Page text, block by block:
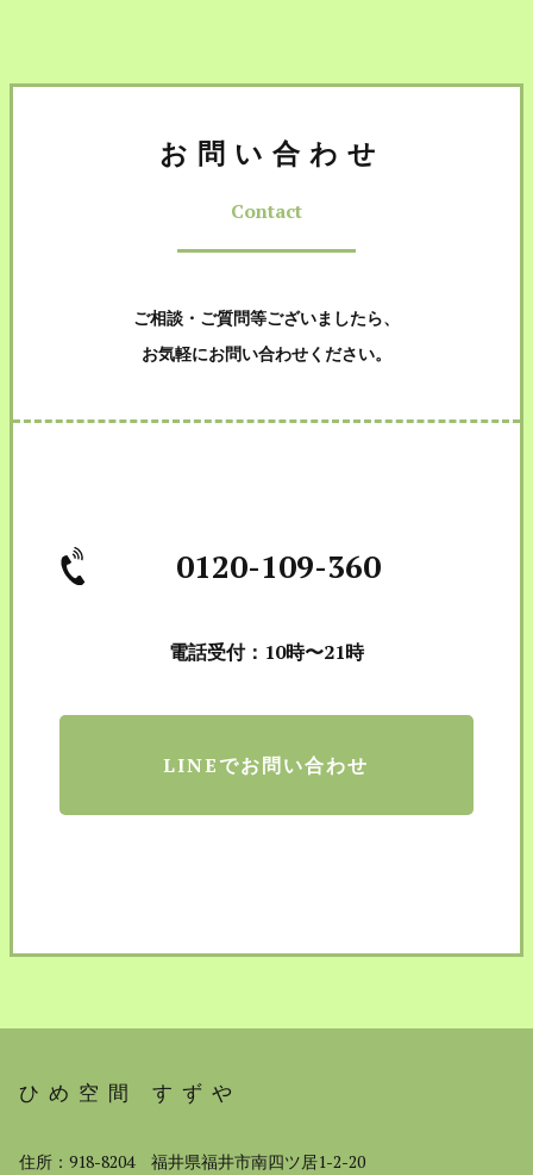
お問い合わせ
Contact
ご相談・ご質問等ございましたら、
お気軽にお問い合わせください。
0120-109-360
電話受付：10時〜21時
LINEでお問い合わせ
ひめ空間 すずや
住所：918-8204 福井県福井市南四ツ居1-2-20